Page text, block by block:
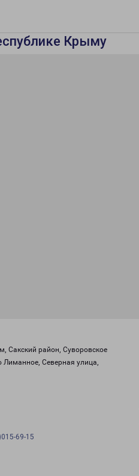
Крыму
Сакский район, Суворовское
Лиманное, Северная улица,
69-15